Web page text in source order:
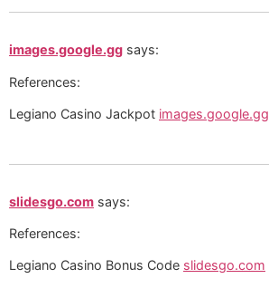
images.google.gg says:
References:
Legiano Casino Jackpot images.google.gg
slidesgo.com says:
References:
Legiano Casino Bonus Code slidesgo.com